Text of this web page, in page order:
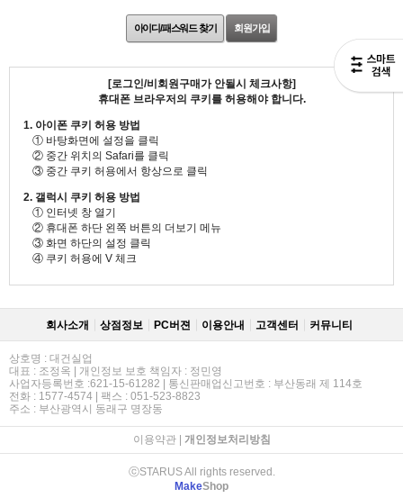
아이디/패스워드 찾기 회원가입
[로그인/비회원구매가 안될시 체크사항]
휴대폰 브라우저의 쿠키를 허용해야 합니다.
1. 아이폰 쿠키 허용 방법
① 바탕화면에 설정을 클릭
② 중간 위치의 Safari를 클릭
③ 중간 쿠키 허용에서 항상으로 클릭
2. 갤럭시 쿠키 허용 방법
① 인터넷 창 열기
② 휴대폰 하단 왼쪽 버튼의 더보기 메뉴
③ 화면 하단의 설정 클릭
④ 쿠키 허용에 V 체크
회사소개 상점정보 PC버젼 이용안내 고객센터 커뮤니티
상호명 : 대건실업
대표 : 조정옥 | 개인정보 보호 책임자 : 정민영
사업자등록번호 :621-15-61282 | 통신판매업신고번호 : 부산동래 제 114호
전화 : 1577-4574 | 팩스 : 051-523-8823
주소 : 부산광역시 동래구 명장동
이용약관| 개인정보처리방침
ⓒSTARUS All rights reserved.
MakeShop